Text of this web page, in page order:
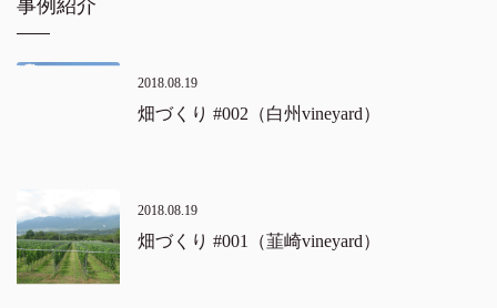
事例紹介
2018.08.19
畑づくり #002（白州vineyard）
2018.08.19
畑づくり #001（韮崎vineyard）